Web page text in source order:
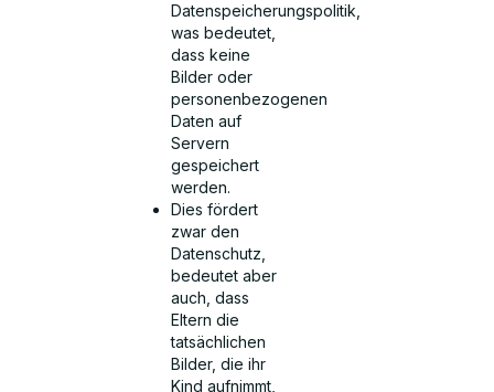
Datenspeicherungspolitik,
was bedeutet,
dass keine
Bilder oder
personenbezogenen
Daten auf
Servern
gespeichert
werden.
Dies fördert
zwar den
Datenschutz,
bedeutet aber
auch, dass
Eltern die
tatsächlichen
Bilder, die ihr
Kind aufnimmt,